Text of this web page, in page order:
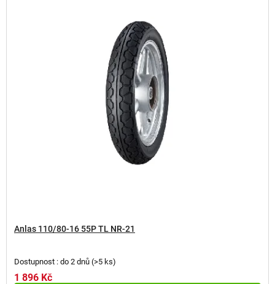
Anlas 110/80-16 55P TL NR-21
Dostupnost : do 2 dnů (>5 ks)
1 896 Kč